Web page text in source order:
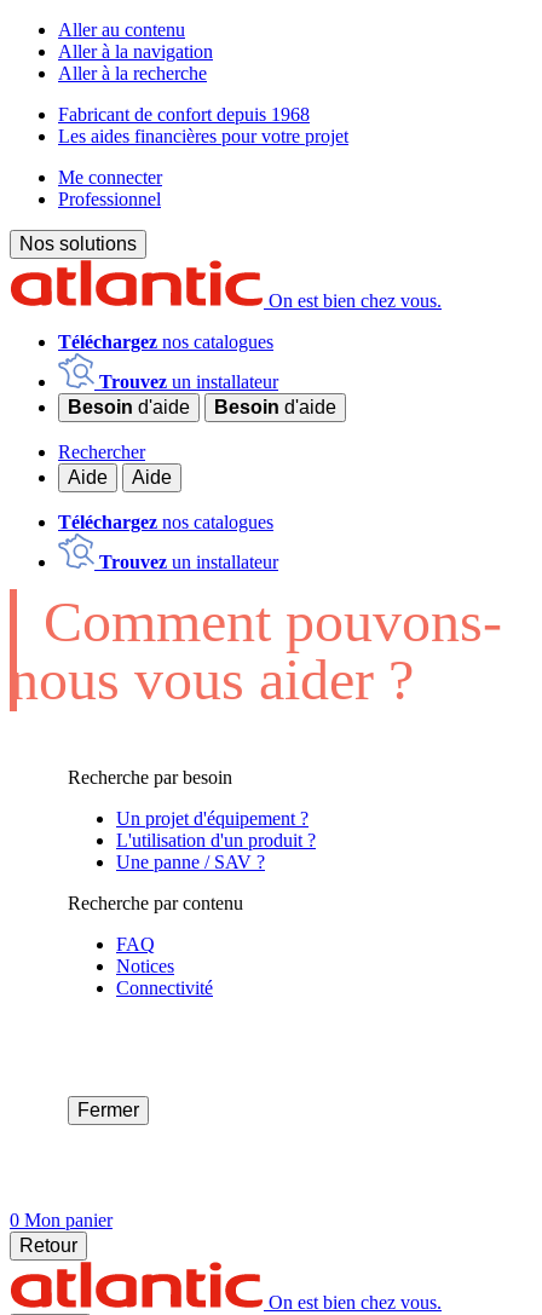
Aller au contenu
Aller à la navigation
Aller à la recherche
Fabricant de confort depuis 1968
Les aides financières pour votre projet
Me connecter
Professionnel
Nos solutions
On est bien chez vous.
Téléchargez nos catalogues
Trouvez un installateur
Besoin d'aide Besoin d'aide
Rechercher
Aide
Aide
Téléchargez nos catalogues
Trouvez un installateur
Comment pouvons-
nous vous aider ?
Recherche par besoin
Un projet d'équipement ?
L'utilisation d'un produit ?
Une panne / SAV ?
Recherche par contenu
FAQ
Notices
Connectivité
Fermer
0 Mon panier
Retour
On est bien chez vous.